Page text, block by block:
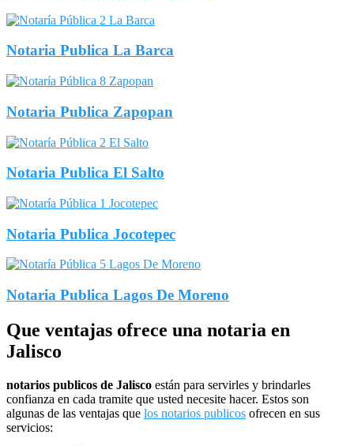
Notaria Publica La Barca
Notaria Publica Zapopan
Notaria Publica El Salto
Notaria Publica Jocotepec
Notaria Publica Lagos De Moreno
Que ventajas ofrece una notaria en
Jalisco
notarios publicos de Jalisco están para servirles y brindarles
confianza en cada tramite que usted necesite hacer. Estos son
algunas de las ventajas que los notarios publicos ofrecen en sus
servicios: